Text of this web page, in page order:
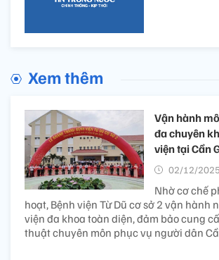
Xem thêm
Vận hành
đa chuyên
viện tại Cần
02/12/
Nhờ cơ chế
hoạt, Bệnh viện Từ Dũ cơ sở 2 vận hành
viện đa khoa toàn diện, đảm bảo cung
thuật chuyên môn phục vụ người dân